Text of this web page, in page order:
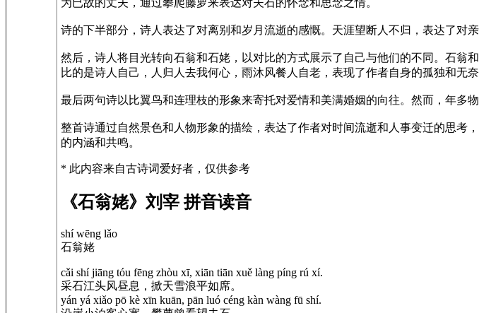
诗的下半部分，诗人表达了对离别和岁月流逝的感慨。天涯望断人不归，表达了对
然后，诗人将目光转向石翁和石姥，以对比的方式展示了自己与他们的不同。石
比的是诗人自己，人归人去我何心，雨沐风餐人自老，表现了作者自身的孤独和无奈
最后两句诗以比翼鸟和连理枝的形象来寄托对爱情和美满婚姻的向往。然而，年多
整首诗通过自然景色和人物形象的描绘，表达了作者对时间流逝和人事变迁的思考
的内涵和共鸣。
* 此内容来自古诗词爱好者，仅供参考
《石翁姥》刘宰 拼音读音
shí wēng lǎo
石翁姥
cǎi shí jiāng tóu fēng zhòu xī, xiān tiān xuě làng píng rú xí.
采石江头风昼息，掀天雪浪平如席。
yán yá xiǎo pō kè xīn kuān, pān luó céng kàn wàng fū shí.